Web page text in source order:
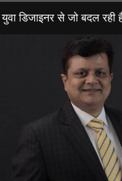
युवा डिजाइनर से जो बदल